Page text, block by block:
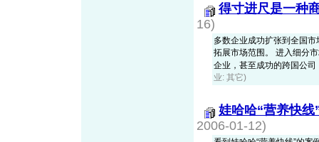
得寸进尺是一种
16)
多数企业成功扩张到全国
拓展市场范围。 进入细分
企业，甚至成功的跨国公
业: 其它)
娃哈哈“营养快
2006-01-12)